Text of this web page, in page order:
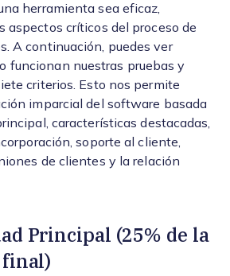
herramienta sea eficaz,
aspectos críticos del proceso de
A continuación, puedes ver
funcionan nuestras pruebas y
criterios. Esto nos permite
imparcial del software basada
características destacadas,
soporte al cliente,
de clientes y la relación
Principal (25% de la